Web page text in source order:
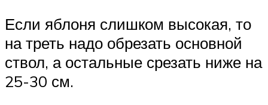
Если яблоня слишком высокая, то
на треть надо обрезать основной
ствол, а остальные срезать ниже на
25-30 см.